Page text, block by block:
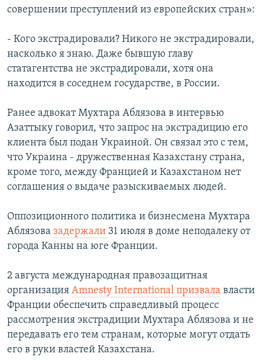
совершении преступлений из европейских стран»:
- Кого экстрадировали? Никого не экстрадировали,
насколько я знаю. Даже бывшую главу
статагентства не экстрадировали, хотя она
находится в соседнем государстве, в России.
Ранее адвокат Мухтара Аблязова в интервью
Азаттыку говорил, что запрос на экстрадицию его
клиента был подан Украиной. Он связал это с тем,
что Украина - дружественная Казахстану страна,
кроме того, между Францией и Казахстаном нет
соглашения о выдаче разыскиваемых людей.
Оппозиционного политика и бизнесмена Мухтара
Аблязова задержали 31 июля в доме неподалеку от
города Канны на юге Франции.
2 августа международная правозащитная
организация Amnesty International призвала власти
Франции обеспечить справедливый процесс
рассмотрения экстрадиции Мухтара Аблязова и не
передавать его тем странам, которые могут отдать
его в руки властей Казахстана.